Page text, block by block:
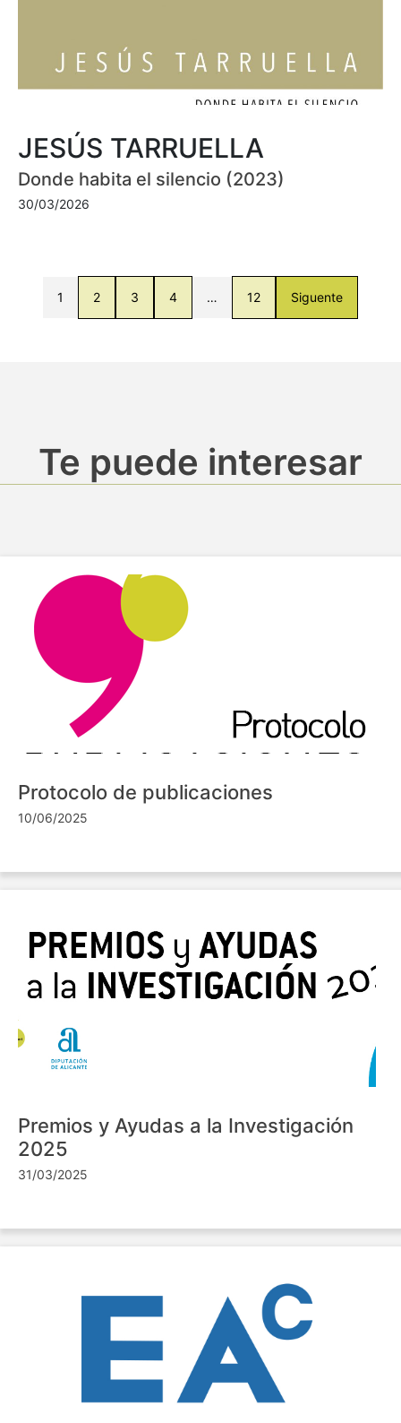
JESÚS TARRUELLA
Donde habita el silencio (2023)
30/03/2026
1 2 3 4 … 12 Siguente
Te puede interesar
Protocolo de publicaciones
10/06/2025
Premios y Ayudas a la Investigación
2025
31/03/2025